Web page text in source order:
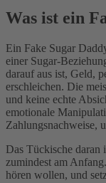
Was ist ein
Ein Fake Sugar
einer Sugar-
darauf aus ist, Geld,
erschleichen. Die
und keine echte
emotionale
Zahlungsnachweise,
Das Tückische daran
zumindest am
hören wollen, und